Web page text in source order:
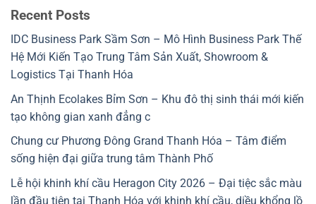
Recent Posts
IDC Business Park Sầm Sơn – Mô Hình Business Park Thế
Hệ Mới Kiến Tạo Trung Tâm Sản Xuất, Showroom &
Logistics Tại Thanh Hóa
An Thịnh Ecolakes Bỉm Sơn – Khu đô thị sinh thái mới kiến
tạo không gian xanh đẳng c
Chung cư Phương Đông Grand Thanh Hóa – Tâm điểm
sống hiện đại giữa trung tâm Thành Phố
Lễ hội khinh khí cầu Heragon City 2026 – Đại tiệc sắc màu
lần đầu tiên tại Thanh Hóa với khinh khí cầu, diều khổng lồ